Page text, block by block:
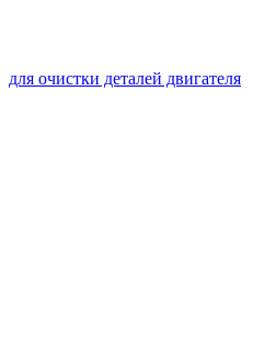
для очистки деталей двигателя